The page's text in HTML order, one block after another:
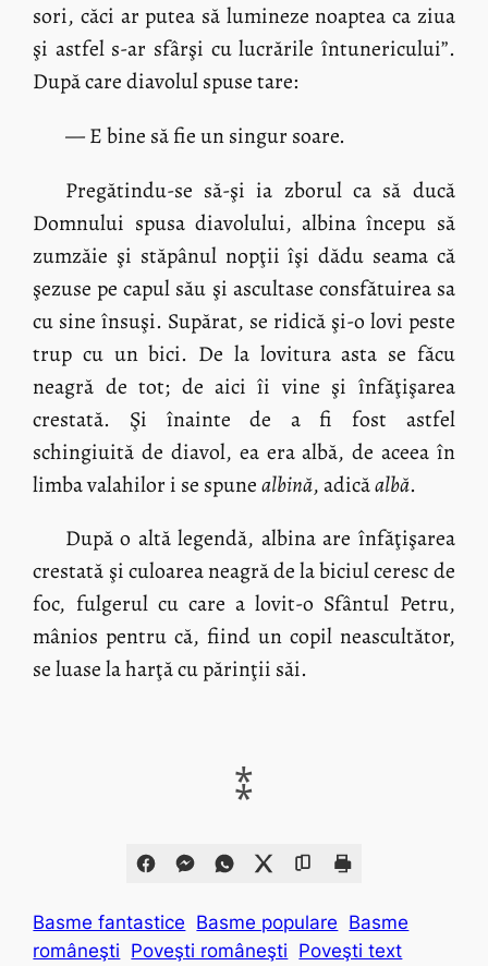
sori, căci ar putea să lumineze noaptea ca ziua
şi astfel s-ar sfârşi cu lucrările întunericului”.
După care diavolul spuse tare:
— E bine să fie un singur soare.
Pregătindu-se să-şi ia zborul ca să ducă
Domnului spusa diavolului, albina începu să
zumzăie şi stăpânul nopţii îşi dădu seama că
şezuse pe capul său şi ascultase consfătuirea sa
cu sine însuşi. Supărat, se ridică şi-o lovi peste
trup cu un bici. De la lovitura asta se făcu
neagră de tot; de aici îi vine şi înfăţişarea
crestată. Şi înainte de a fi fost astfel
schingiuită de diavol, ea era albă, de aceea în
limba valahilor i se spunealbină, adicăalbă.
După o altă legendă, albina are înfăţişarea
crestată şi culoarea neagră de la biciul ceresc de
foc, fulgerul cu care a lovit-o Sfântul Petru,
mânios pentru că, fiind un copil neascultător,
se luase la harţă cu părinţii săi.
⁑
Basme fantastice Basme populare Basme
româneşti Poveşti româneşti Poveşti text